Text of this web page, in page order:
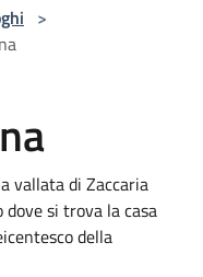
>
vallata di Zaccaria
si trova la casa
della